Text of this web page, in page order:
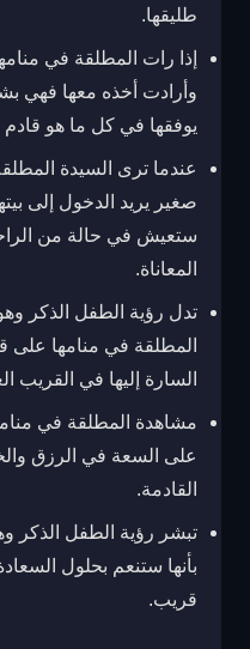
طليقها.
إذا رات المطلقة في
وأرادت أخذه معها فهي
يوفقها في كل ما هو قادم
عندما ترى السيدة
صغير يريد الدخول إلى
ستعيش في حالة من
المعاناة.
تدل رؤية الطفل الذكر
المطلقة في منامها على
السارة إليها في القريب
مشاهدة المطلقة في
على السعة في الرزق
القادمة.
تبشر رؤية الطفل الذكر
بأنها ستنعم بحلول
قريب.